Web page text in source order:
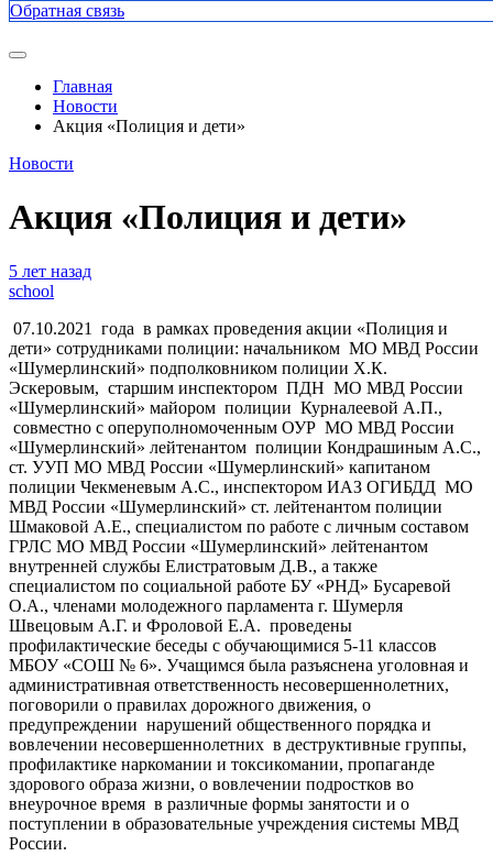
Обратная связь
Главная
Новости
Акция «Полиция и дети»
Новости
Акция «Полиция и дети»
5 лет назад
school
07.10.2021 года в рамках проведения акции «Полиция и
дети» сотрудниками полиции: начальником МО МВД России
«Шумерлинский» подполковником полиции Х.К.
Эскеровым, старшим инспектором ПДН МО МВД России
«Шумерлинский» майором полиции Курналеевой А.П.,
совместно с оперуполномоченным ОУР МО МВД России
«Шумерлинский» лейтенантом полиции Кондрашиным А.С.,
ст. УУП МО МВД России «Шумерлинский» капитаном
полиции Чекменевым А.С., инспектором ИАЗ ОГИБДД МО
МВД России «Шумерлинский» ст. лейтенантом полиции
Шмаковой А.Е., специалистом по работе с личным составом
ГРЛС МО МВД России «Шумерлинский» лейтенантом
внутренней службы Елистратовым Д.В., а также
специалистом по социальной работе БУ «РНД» Бусаревой
О.А., членами молодежного парламента г. Шумерля
Швецовым А.Г. и Фроловой Е.А. проведены
профилактические беседы с обучающимися 5-11 классов
МБОУ «СОШ № 6». Учащимся была разъяснена уголовная и
административная ответственность несовершеннолетних,
поговорили о правилах дорожного движения, о
предупреждении нарушений общественного порядка и
вовлечении несовершеннолетних в деструктивные группы,
профилактике наркомании и токсикомании, пропаганде
здорового образа жизни, о вовлечении подростков во
внеурочное время в различные формы занятости и о
поступлении в образовательные учреждения системы МВД
России.